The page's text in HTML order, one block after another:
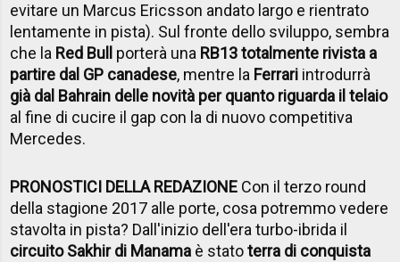
evitare un Marcus Ericsson andato largo e rientrato
lentamente in pista). Sul fronte dello sviluppo, sembra
che la Red Bull porterà una RB13 totalmente rivista a
partire dal GP canadese, mentre la Ferrari introdurrà
già dal Bahrain delle novità per quanto riguarda il telaio
al fine di cucire il gap con la di nuovo competitiva
Mercedes.
PRONOSTICI DELLA REDAZIONE Con il terzo round
della stagione 2017 alle porte, cosa potremmo vedere
stavolta in pista? Dall'inizio dell'era turbo-ibrida il
circuito Sakhir di Manama è statoterra di conquista